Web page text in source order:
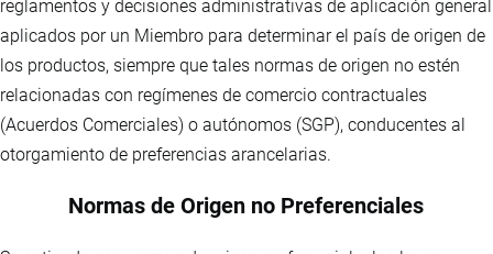
reglamentos y decisiones administrativas de aplicación general
aplicados por un Miembro para determinar el país de origen de
los productos, siempre que tales normas de origen no estén
relacionadas con regímenes de comercio contractuales
(Acuerdos Comerciales) o autónomos (SGP), conducentes al
otorgamiento de preferencias arancelarias.
Normas de Origen no Preferenciales